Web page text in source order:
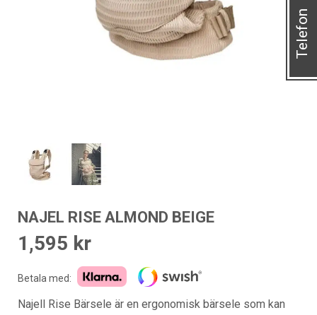
NAJEL RISE ALMOND BEIGE
1,595 kr
Betala med:
Najell Rise Bärsele är en ergonomisk bärsele som kan
Telefon